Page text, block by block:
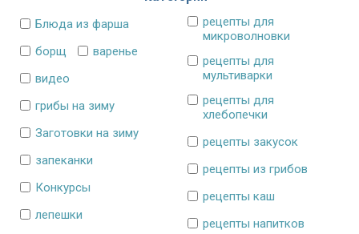
Блюда из фарша
борщ
варенье
видео
грибы на зиму
Заготовки на зиму
запеканки
Конкурсы
лепешки
рецепты для
микроволновки
рецепты для
мультиварки
рецепты для
хлебопечки
рецепты закусок
рецепты из грибов
рецепты каш
рецепты напитков